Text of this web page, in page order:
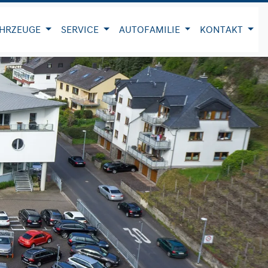
SERVICE AUTOFAMILIE KONTAKT